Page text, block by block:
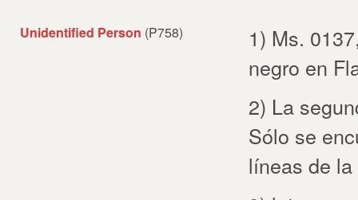
Unidentified Person (P758)
1) Ms.
negro en
2) La
Sólo se
líneas de